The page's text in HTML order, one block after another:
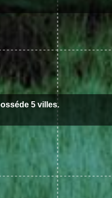
5 villes.